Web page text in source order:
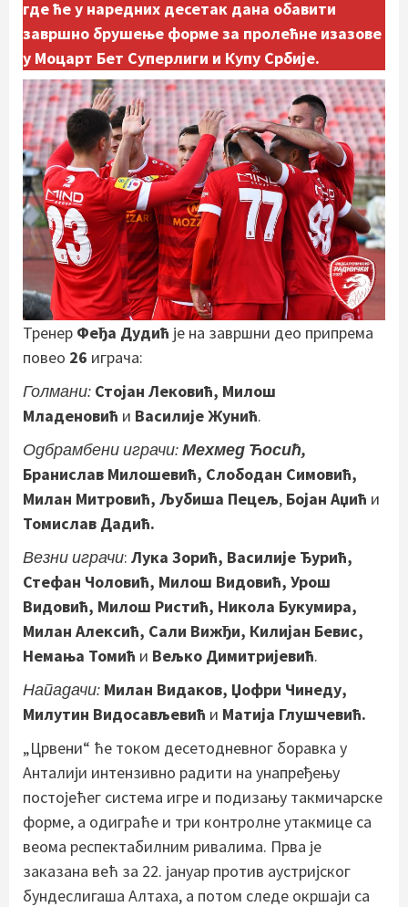
где ће у наредних десетак дана обавити
завршно брушење форме за пролећне изазове
у Моцарт Бет Суперлиги и Купу Србије.
Тренер Феђа Дудић је на завршни део припрема
повео 26 играча:
Голмани: Стојан Лековић, Милош
Младеновић и Василије Жунић.
Одбрамбени играчи:Мехмед Ћосић,
Бранислав Милошевић, Слободан Симовић,
Милан Митровић, Љубиша Пецељ, Бојан Аџић и
Томислав Дадић.
Везни играчи: Лука Зорић, Василије Ђурић,
Стефан Чоловић, Милош Видовић, Урош
Видовић, Милош Ристић, Никола Букумира,
Милан Алексић, Сали Вижђи, Килијан Бевис,
Немања Томић и Вељко Димитријевић.
Нападачи: Милан Видаков, Џофри Чинеду,
Милутин Видосављевић и Матија Глушчевић.
„Црвени“ ће током десетодневног боравка у
Анталији интензивно радити на унапређењу
постојећег система игре и подизању такмичарске
форме, а одиграће и три контролне утакмице са
веома респектабилним ривалима. Прва је
заказана већ за 22. јануар против аустријског
бундеслигаша Алтаха, а потом следе окршаји са